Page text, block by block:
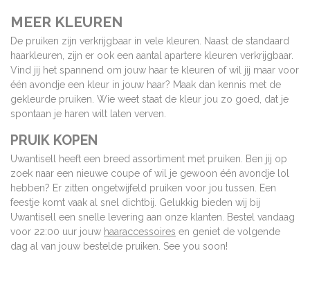
MEER KLEUREN
De pruiken zijn verkrijgbaar in vele kleuren. Naast de standaard
haarkleuren, zijn er ook een aantal apartere kleuren verkrijgbaar.
Vind jij het spannend om jouw haar te kleuren of wil jij maar voor
één avondje een kleur in jouw haar? Maak dan kennis met de
gekleurde pruiken. Wie weet staat de kleur jou zo goed, dat je
spontaan je haren wilt laten verven.
PRUIK KOPEN
Uwantisell heeft een breed assortiment met pruiken. Ben jij op
zoek naar een nieuwe coupe of wil je gewoon één avondje lol
hebben? Er zitten ongetwijfeld pruiken voor jou tussen. Een
feestje komt vaak al snel dichtbij. Gelukkig bieden wij bij
Uwantisell een snelle levering aan onze klanten. Bestel vandaag
voor 22:00 uur jouw haaraccessoires en geniet de volgende
dag al van jouw bestelde pruiken. See you soon!